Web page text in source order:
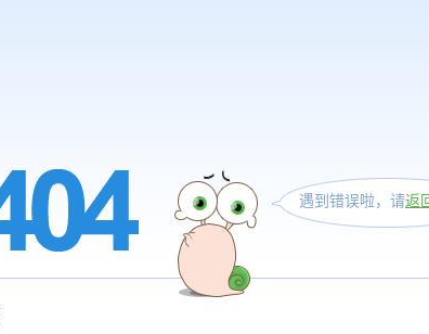
遇到错误啦，请返